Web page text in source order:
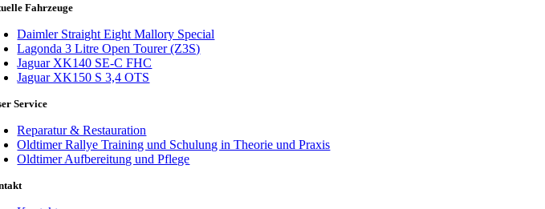
Fahrzeuge
Daimler Straight Eight Mallory Special
Lagonda 3 Litre Open Tourer (Z3S)
Jaguar XK140 SE-C FHC
Jaguar XK150 S 3,4 OTS
Service
Reparatur & Restauration
Oldtimer Rallye Training und Schulung in Theorie und Praxis
Oldtimer Aufbereitung und Pflege